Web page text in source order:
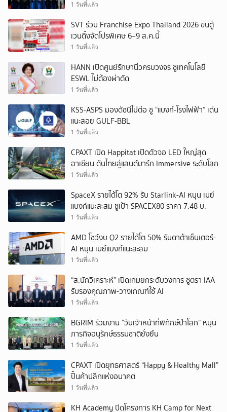
1 วันที่แล้ว
SVT ร่วม Franchise Expo Thailand 2026 ขนตู้
เวนดิ้งจัดโปรพิเศษ 6–9 ส.ค.นี้
1 วันที่แล้ว
HANN เปิดศูนย์รักษานิ่วครบวงจร ชูเทคโนโลยี
ESWL ไม่ต้องผ่าตัด
1 วันที่แล้ว
KSS-ASPS มองดัชนีไปต่อ ชู “แบงก์-โรงไฟฟ้า” เด่น
แนะสอย GULF-BBL
1 วันที่แล้ว
CPAXT เปิด Happitat เปิดตัวจอ LED ใหญ่สุด
อาเซียน ดันไทยสู่แลนด์มาร์ก Immersive ระดับโลก
1 วันที่แล้ว
SpaceX รายได้โต 92% รับ Starlink-AI หนุน เมย์
แบงก์แนะสะสม ชูเป้า SPACEX80 ราคา 7.48 บ.
1 วันที่แล้ว
AMD โชว์งบ Q2 รายได้โต 50% รับดาต้าเซ็นเตอร์-
AI หนุน เมย์แบงก์แนะสะสม
1 วันที่แล้ว
“ส.นักวิเคราะห์” เปิดเกมยกระดับวงการ ชูตรา IAA
รับรองคุณภาพ-วางเกณฑ์ใช้ AI
1 วันที่แล้ว
BGRIM ร่วมงาน “วันเจ้าหน้าที่พิทักษ์ป่าโลก” หนุน
ภารกิจอนุรักษ์ธรรมชาติยั่งยืน
1 วันที่แล้ว
CPAXT เปิดยุทธศาสตร์ “Happy & Healthy Mall”
ปั้นค้าปลีกแห่งอนาคต
1 วันที่แล้ว
KH Academy ปิดโครงการ KH Camp for Next